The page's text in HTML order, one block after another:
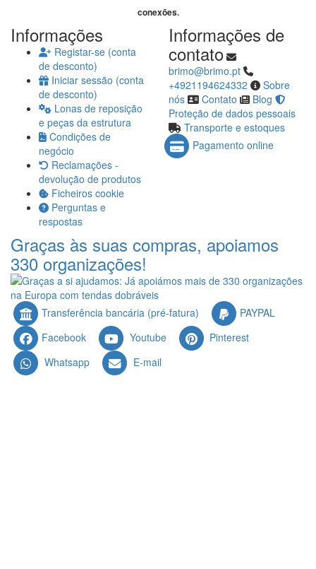
conexões.
Informações
Registar-se (conta
de desconto)
Iniciar sessão (conta
de desconto)
Lonas de reposição
e peças da estrutura
Condições de
negócio
Reclamações -
devolução de produtos
Ficheiros cookie
Perguntas e
respostas
Informações de
contato
brimo@brimo.pt
+4921194624332
Sobre
nós
Contato
Blog
Proteção de dados pessoais
Transporte e estoques
Graças às suas compras, apoiamos
330 organizações!
Pagamento online
Transferência bancária (pré-fatura)
PAYPAL
Facebook
Youtube
Pinterest
Whatsapp
E-mail